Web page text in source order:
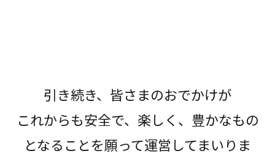
引き続き、皆さまのおでかけが
これからも安全で、楽しく、豊かなもの
となることを願って運営してまいりま